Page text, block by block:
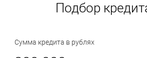
Подбор
Сумма кредита в рублях